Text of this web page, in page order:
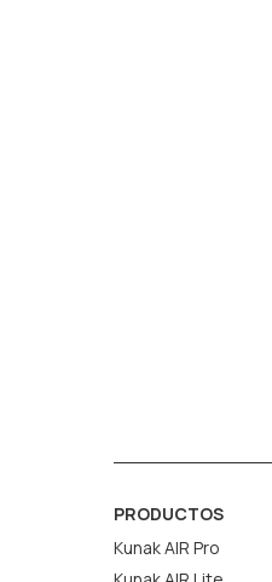
PRODUCTOS
Kunak AIR Pro